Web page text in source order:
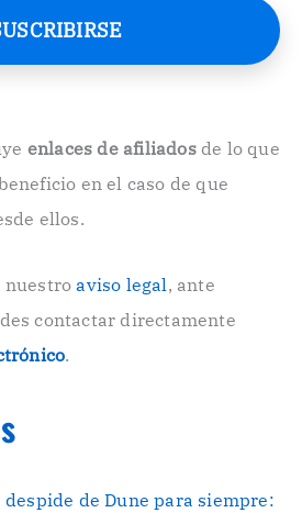
enlaces de afiliadosde lo que
en el caso de que
ellos.
nuestroaviso legal , ante
contactar directamente
.
de Dune para siempre: